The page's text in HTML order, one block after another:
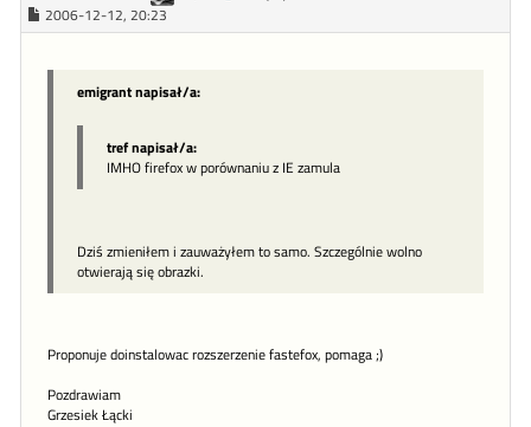
2006-12-12, 20:23
emigrant napisał/a:
tref napisał/a:
IMHO firefox w porównaniu z IE zamula
Dziś zmieniłem i zauważyłem to samo. Szczególnie wolno
otwierają się obrazki.
Proponuje doinstalowac rozszerzenie fastefox, pomaga ;)
Pozdrawiam
Grzesiek Łącki